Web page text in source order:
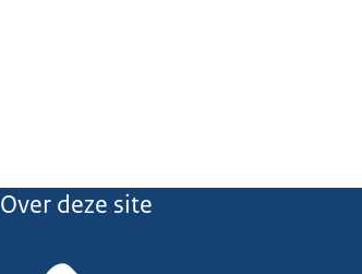
Over deze site